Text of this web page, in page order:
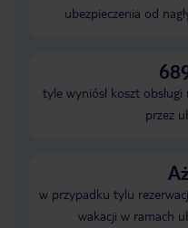
ubezpieczenia od
tyle wyniósł koszt
przez
w przypadku tylu
wakacji w ramach